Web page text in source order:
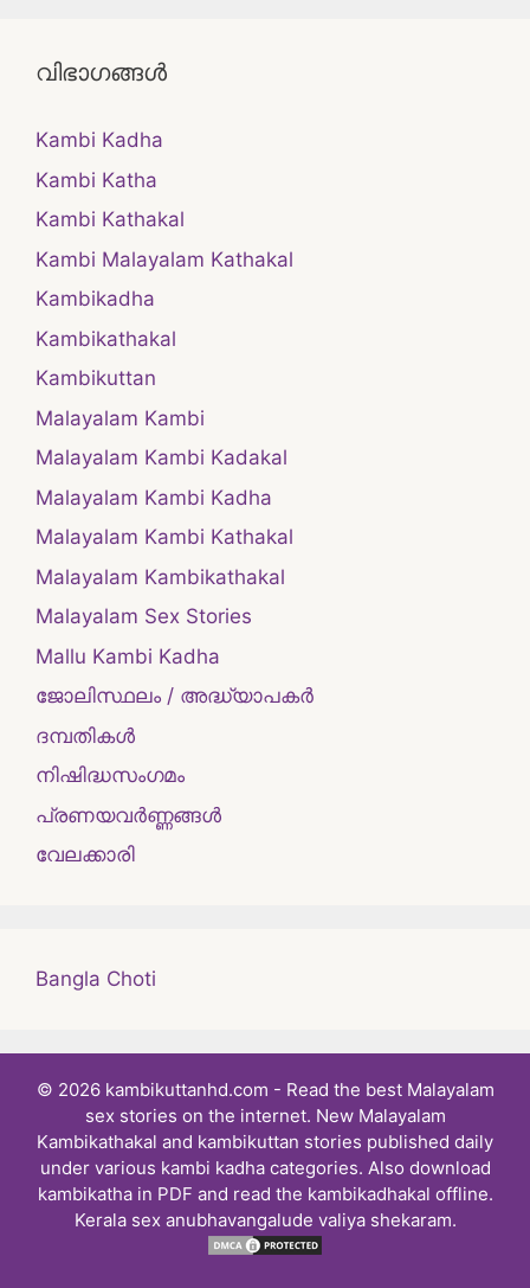
വിഭാഗങ്ങൾ
Kambi Kadha
Kambi Katha
Kambi Kathakal
Kambi Malayalam Kathakal
Kambikadha
Kambikathakal
Kambikuttan
Malayalam Kambi
Malayalam Kambi Kadakal
Malayalam Kambi Kadha
Malayalam Kambi Kathakal
Malayalam Kambikathakal
Malayalam Sex Stories
Mallu Kambi Kadha
ജോലിസ്ഥലം / അദ്ധ്യാപകർ
ദമ്പതികള്‍
നിഷിദ്ധസംഗമം
പ്രണയവർണ്ണങ്ങൾ
വേലക്കാരി
Bangla Choti
© 2026 kambikuttanhd.com - Read the best Malayalam
sex stories on the internet. New Malayalam
Kambikathakal and kambikuttan stories published daily
under various kambi kadha categories. Also download
kambikatha in PDF and read the kambikadhakal offline.
Kerala sex anubhavangalude valiya shekaram.